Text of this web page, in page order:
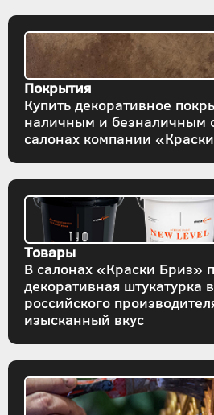
Покрытия
Купить декоративное
наличным и безналичным
салонах компании
Товары
В салонах «Краски Бриз»
декоративная штукатурка
российского
изысканный вкус